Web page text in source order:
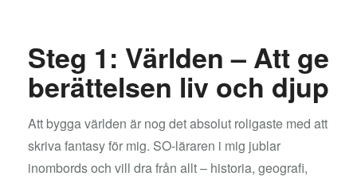
Steg 1: Världen – Att ge
berättelsen liv och djup
Att bygga världen är nog det absolut roligaste med att
skriva fantasy för mig. SO-läraren i mig jublar
inombords och vill dra från allt – historia, geografi,